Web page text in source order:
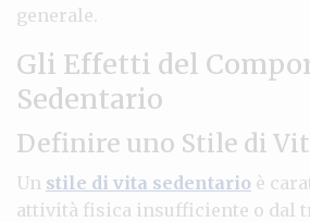
generale.
Gli Effetti del
Sedentario
Definire uno Stile di
Un stile di vita sedentario è
attività fisica insufficiente o dal